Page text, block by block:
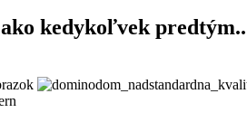
ako kedykoľvek